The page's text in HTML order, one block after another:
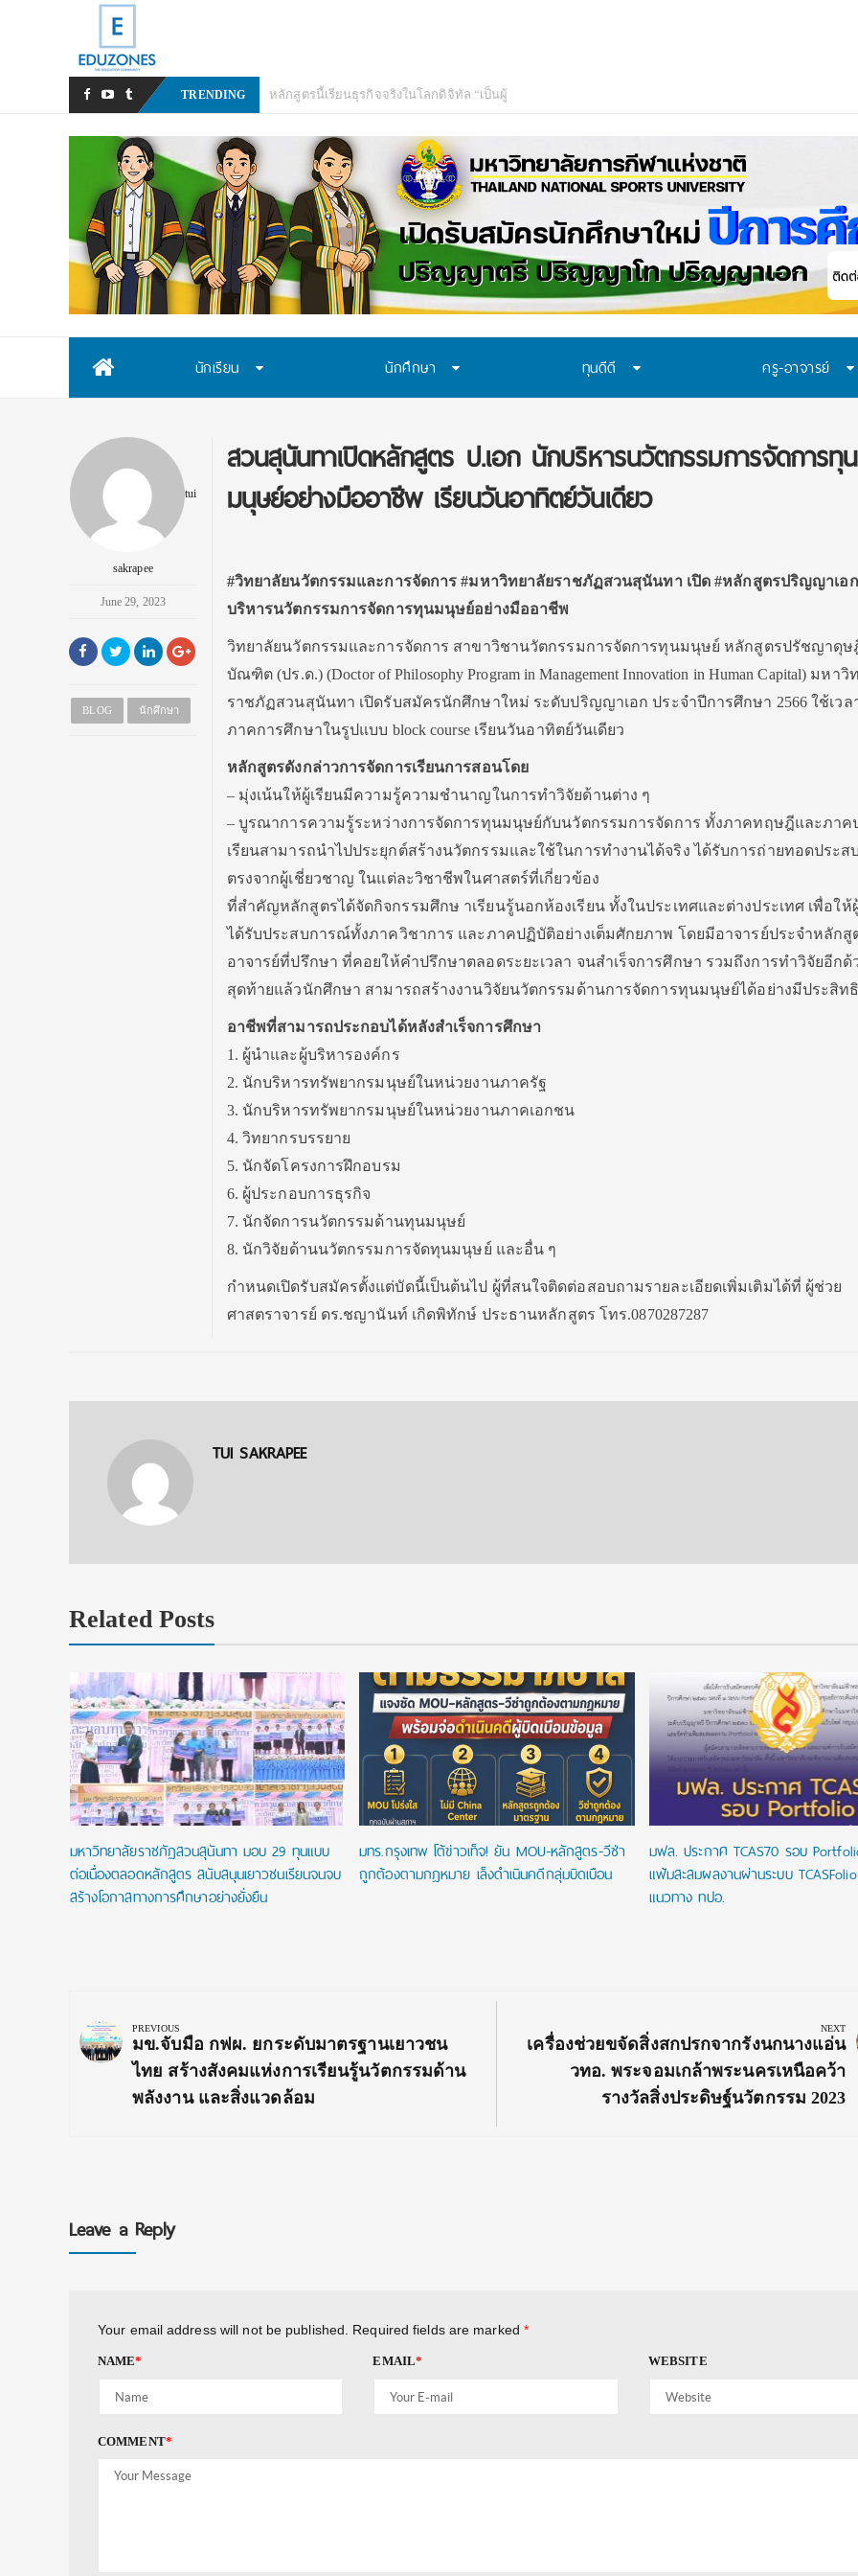
TRENDING
นักเรียน นักศึกษา ทุนดีดี ครู-อาจารย์
tui
sakrapee
June 29, 2023
BLOG นักศึกษา
สวนสุนันทาเปิดหลักสูตร ป.เอก นักบริหารนวัตกรรมการจัดการทุน
มนุษย์อย่างมืออาชีพ เรียนวันอาทิตย์วันเดียว
#วิทยาลัยนวัตกรรมและการจัดการ #มหาวิทยาลัยราชภัฏสวนสุนันทา เปิด #หลักสูตรปริญญาเอ
บริหารนวัตกรรมการจัดการทุนมนุษย์อย่างมืออาชีพ
วิทยาลัยนวัตกรรมและการจัดการ สาขาวิชานวัตกรรมการจัดการทุนมนุษย์ หลักสูตรปรัชญาดุษ
บัณฑิต (ปร.ด.) (Doctor of Philosophy Program in Management Innovation in Human Capital) มหาวิ
ราชภัฏสวนสุนันทา เปิดรับสมัครนักศึกษาใหม่ ระดับปริญญาเอก ประจำปีการศึกษา 2566 ใช้เวล
ภาคการศึกษาในรูปแบบ block course เรียนวันอาทิตย์วันเดียว
หลักสูตรดังกล่าวการจัดการเรียนการสอนโดย
– มุ่งเน้นให้ผู้เรียนมีความรู้ความชำนาญในการทำวิจัยด้านต่าง ๆ
– บูรณาการความรู้ระหว่างการจัดการทุนมนุษย์กับนวัตกรรมการจัดการ ทั้งภาคทฤษฎีและภาค
เรียนสามารถนำไปประยุกต์สร้างนวัตกรรมและใช้ในการทำงานได้จริง ได้รับการถ่ายทอดประ
ตรงจากผู้เชี่ยวชาญ ในแต่ละวิชาชีพในศาสตร์ที่เกี่ยวข้อง
ที่สำคัญหลักสูตรได้จัดกิจกรรมศึกษ าเรียนรู้นอกห้องเรียน ทั้งในประเทศและต่างประเทศ เพื่อให้
ได้รับประสบการณ์ทั้งภาควิชาการ และภาคปฏิบัติอย่างเต็มศักยภาพ โดยมีอาจารย์ประจำหลักสู
อาจารย์ที่ปรึกษา ที่คอยให้คำปรึกษาตลอดระยะเวลา จนสำเร็จการศึกษา รวมถึงการทำวิจัยอีกด้
สุดท้ายแล้วนักศึกษา สามารถสร้างงานวิจัยนวัตกรรมด้านการจัดการทุนมนุษย์ได้อย่างมีประสิท
อาชีพที่สามารถประกอบได้หลังสำเร็จการศึกษา
1. ผู้นำและผู้บริหารองค์กร
2. นักบริหารทรัพยากรมนุษย์ในหน่วยงานภาครัฐ
3. นักบริหารทรัพยากรมนุษย์ในหน่วยงานภาคเอกชน
4. วิทยากรบรรยาย
5. นักจัดโครงการฝึกอบรม
6. ผู้ประกอบการธุรกิจ
7. นักจัดการนวัตกรรมด้านทุนมนุษย์
8. นักวิจัยด้านนวัตกรรมการจัดทุนมนุษย์ และอื่น ๆ
กำหนดเปิดรับสมัครตั้งแต่บัดนี้เป็นต้นไป ผู้ที่สนใจติดต่อสอบถามรายละเอียดเพิ่มเติมได้ที่ ผู้ช่วย
ศาสตราจารย์ ดร.ชญานันท์ เกิดพิทักษ์ ประธานหลักสูตร โทร.0870287287
TUI SAKRAPEE
Related Posts
มหาวิทยาลัยราชภัฏสวนสุนันทา มอบ 29 ทุนแบบ
ต่อเนื่องตลอดหลักสูตร สนับสนุนเยาวชนเรียนจนจบ
สร้างโอกาสทางการศึกษาอย่างยั่งยืน
มทร.กรุงเทพ โต้ข่าวเท็จ! ยัน MOU-หลักสูตร-วีซ่า
ถูกต้องตามกฎหมาย เล็งดำเนินคดีกลุ่มบิดเบือน
มฟล. ประกาศ TCAS70 รอบ
แฟ้มสะสมผลงานผ่านระบบ
แนวทาง ทปอ.
navigation
PREVIOUS
Previous
Post:
มข.จับมือ กฟผ. ยกระดับมาตรฐานเยาวชน
ไทย สร้างสังคมแห่งการเรียนรู้นวัตกรรมด้าน
พลังงาน และสิ่งแวดล้อม
NEXT
Next
เครื่องช่วยขจัดสิ่งสกปรกจากรังนกนางแอ่น
วทอ. พระจอมเกล้าพระนครเหนือคว้า
รางวัลสิ่งประดิษฐ์นวัตกรรม 2023
Leave a Reply
Your email address will not be published. Required fields are marked *
NAME* EMAIL* WEBSITE
COMMENT*